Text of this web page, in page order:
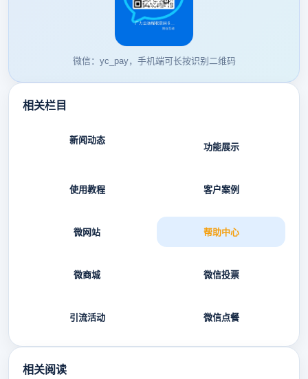
微信：yc_pay，手机端可长按识别二维码
相关栏目
新闻动态
功能展示
使用教程 客户案例
微网站 帮助中心
微商城 微信投票
引流活动 微信点餐
相关阅读